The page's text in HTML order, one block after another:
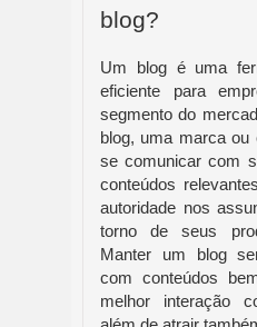
blog?
Um blog é uma
eficiente para
segmento do
blog, uma marca ou
se comunicar com
conteúdos
autoridade nos
torno de seus
Manter um blog
com conteúdos
melhor interação